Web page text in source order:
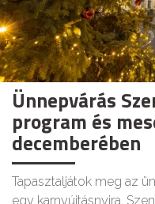
Ünnepvárás
program és
decemberében
Tapasztaljátok meg az
egy karnyújtásnyira,